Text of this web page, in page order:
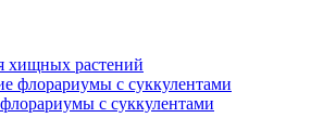
хищных растений
с суккулентами